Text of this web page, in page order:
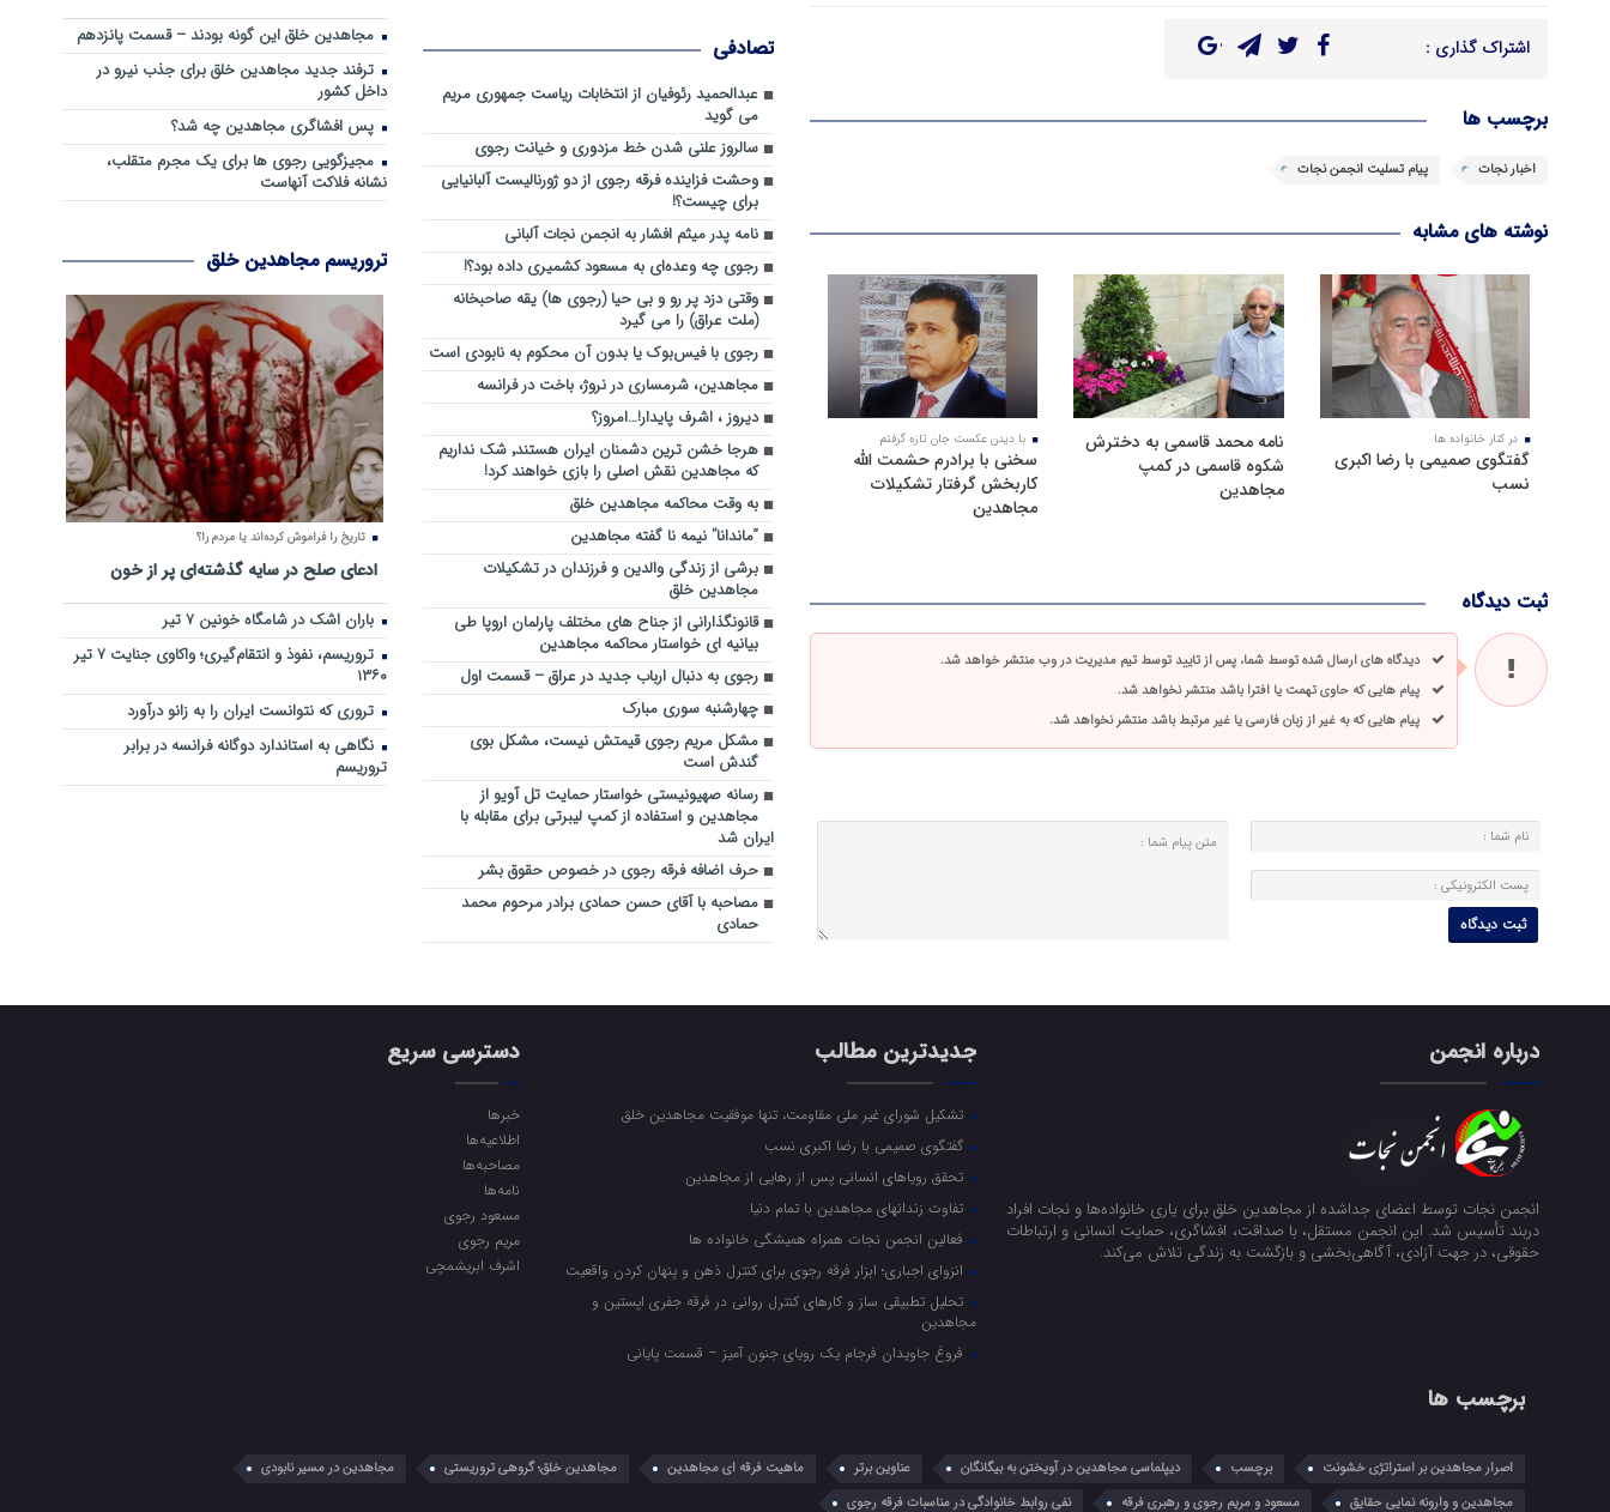
اشتراک گذاری :
برچسب ها
اخبار نجات پیام تسلیت انجمن نجات
نوشته های مشابه
در کنار خانواده ها
گفتگوی صمیمی با رضا اکبری
نسب
نامه محمد قاسمی به دخترش
شکوه قاسمی در کمپ
مجاهدین
با دیدن عکست جان تازه گرفتم
سخنی با برادرم حشمت الله
کاربخش گرفتار تشکیلات
مجاهدین
ثبت دیدگاه
دیدگاه های ارسال شده توسط شما، پس از تایید توسط تیم مدیریت در وب منتشر خواهد شد.
پیام هایی که حاوی تهمت یا افترا باشد منتشر نخواهد شد.
پیام هایی که به غیر از زبان فارسی یا غیر مرتبط باشد منتشر نخواهد شد.
تصادفی
عبدالحمید رئوفیان از انتخابات ریاست جمهوری مریم
می گوید
سالروز علنی شدن خط مزدوری و خیانت رجوی
وحشت فزاینده فرقه رجوی از دو ژورنالیست آلبانیایی
برای چیست؟!
نامه پدر میثم افشار به انجمن نجات آلبانی
رجوی چه وعده‌ای به مسعود کشمیری داده بود؟!
وقتی دزد پر رو و بی حیا (رجوی ها) یقه صاحبخانه
(ملت عراق) را می گیرد
رجوی با فیس‌بوک یا بدون آن محکوم به نابودی است
مجاهدین، شرم‎ساری در نروژ، باخت در فرانسه
ديروز ، اشرف پايدار!…امروز؟
هرجا خشن ترین دشمنان ایران هستند٬ شک نداریم
که مجاهدین نقش اصلی را بازی خواهند کرد!
به وقت محاکمه مجاهدین خلق
“ماندانا” نیمه نا گفته مجاهدین
برشی از زندگی والدین و فرزندان در تشکیلات
مجاهدین خلق
قانونگذارانی از جناح های مختلف پارلمان اروپا طی
بیانیه ای خواستار محاکمه مجاهدین
رجوی به دنبال ارباب جدید در عراق – قسمت اول
چهارشنبه سوری مبارک
مشکل مریم رجوی قیمتش نیست، مشکل بوی
گندش است
رسانه صهیونیستی خواستار حمایت تل آویو از
مجاهدین و استفاده از کمپ لیبرتی برای مقابله با
ایران شد
حرف اضافه فرقه رجوی در خصوص حقوق بشر
مصاحبه با آقای حسن حمادی برادر مرحوم محمد
حمادی
مجاهدین خلق این گونه بودند – قسمت پانزدهم
ترفند جدید مجاهدین خلق برای جذب نیرو در
داخل کشور
پس افشاگری مجاهدین چه شد؟
مجیزگویی رجوی ها برای یک مجرم متقلب،
نشانه فلاکت آنهاست
تروریسم مجاهدین خلق
تاریخ را فراموش کرده‌اند یا مردم را؟
ادعای صلح در سایه گذشته‌ای پر از خون
باران اشک در شامگاه خونین 7 تیر
تروریسم، نفوذ و انتقام‌گیری؛ واکاوی جنایت ۷ تیر
۱۳۶۰
تروری که نتوانست ایران را به زانو درآورد
نگاهی به استاندارد دوگانه فرانسه در برابر
تروریسم
درباره انجمن
انجمن نجات توسط اعضای جداشده از مجاهدین خلق برای یاری خانواده‌ها و نجات افراد
دربند تأسیس شد. این انجمن مستقل، با صداقت، افشاگری، حمایت انسانی و ارتباطات
حقوقی، در جهت آزادی، آگاهی‌بخشی و بازگشت به زندگی تلاش می‌کند.
جدیدترین مطالب
تشکیل شورای غیر ملی مقاومت، تنها موفقیت مجاهدین خلق
گفتگوی صمیمی با رضا اکبری نسب
تحقق رویاهای انسانی پس از رهایی از مجاهدین
تفاوت زندانهای مجاهدین با تمام دنیا
فعالین انجمن نجات همراه همیشگی خانواده ها
انزوای اجباری؛ ابزار فرقه رجوی برای کنترل ذهن و پنهان کردن واقعیت
تحلیل تطبیقی ساز و کارهای کنترل روانی در فرقه جفری اپستین و
مجاهدین
فروغ جاویدان فرجام یک رویای جنون آمیز – قسمت پایانی
دسترسی سریع
خبرها
اطلاعیه‌ها
مصاحبه‌ها
نامه‌ها
مسعود رجوی
مریم رجوی
اشرف ابریشمچی
برچسب ها
اصرار مجاهدین بر استراتژی خشونت برچسب دیپلماسی مجاهدین در آویختن به بیگانگان عناوین برتر ماهیت فرقه ای مجاهدین مجاهدین خلق؛ گروهی تروریستی
مجاهدین در مسیر نابودی
مجاهدین و وارونه نمایی حقایق
مسعود و مریم رجوی و رهبری فرقه نفی روابط خانوادگی در مناسبات فرقه رجوی